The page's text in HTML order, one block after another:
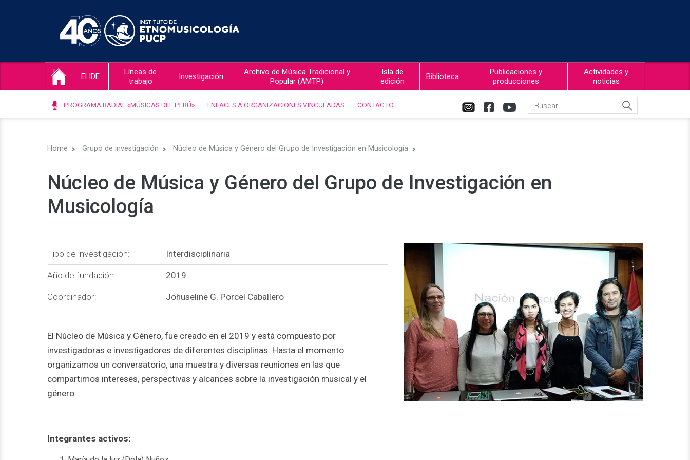
El IDE
Líneas de
trabajo
Investigación
Archivo de Música Tradicional y
Popular (AMTP)
Isla de
edición
Biblioteca
Publicaciones y
producciones
Actividades y
noticias
PROGRAMA RADIAL «MÚSICAS DEL PERÚ» ENLACES A ORGANIZACIONES VINCULADAS CONTACTO
Home Grupo de investigación Núcleo de Música y Género del Grupo de Investigación en Musicología
Núcleo de Música y Género del Grupo de Investigación en
Musicología
Tipo de investigación: Interdisciplinaria
Año de fundación: 2019
Coordinador: Johuseline G. Porcel Caballero
El Núcleo de Música y Género, fue creado en el 2019 y está compuesto por
investigadoras e investigadores de diferentes disciplinas. Hasta el momento
organizamos un conversatorio, una muestra y diversas reuniones en las que
compartimos intereses, perspectivas y alcances sobre la investigación musical y el
género.
Integrantes activos: